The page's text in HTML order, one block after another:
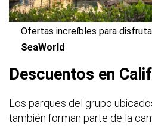
Ofertas increíbles para
SeaWorld
Descuentos en
Los parques del grupo
también forman parte de la